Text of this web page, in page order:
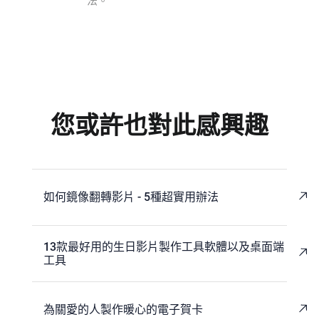
您或許也對此感興趣
如何鏡像翻轉影片 - 5種超實用辦法
13款最好用的生日影片製作工具軟體以及桌面端
工具
為關愛的人製作暖心的電子賀卡